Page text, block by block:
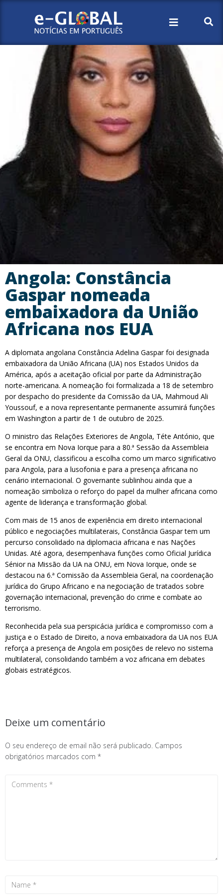
Angola: Constância
Gaspar nomeada
embaixadora da União
Africana nos EUA
A diplomata angolana Constância Adelina Gaspar foi designada
embaixadora da União Africana (UA) nos Estados Unidos da
América, após a aceitação oficial por parte da Administração
norte-americana. A nomeação foi formalizada a 18 de setembro
por despacho do presidente da Comissão da UA, Mahmoud Ali
Youssouf, e a nova representante permanente assumirá funções
em Washington a partir de 1 de outubro de 2025.
O ministro das Relações Exteriores de Angola, Téte António, que
se encontra em Nova Iorque para a 80.ª Sessão da Assembleia
Geral da ONU, classificou a escolha como um marco significativo
para Angola, para a lusofonia e para a presença africana no
cenário internacional. O governante sublinhou ainda que a
nomeação simboliza o reforço do papel da mulher africana como
agente de liderança e transformação global.
Com mais de 15 anos de experiência em direito internacional
público e negociações multilaterais, Constância Gaspar tem um
percurso consolidado na diplomacia africana e nas Nações
Unidas. Até agora, desempenhava funções como Oficial Jurídica
Sénior na Missão da UA na ONU, em Nova Iorque, onde se
destacou na 6.ª Comissão da Assembleia Geral, na coordenação
jurídica do Grupo Africano e na negociação de tratados sobre
governação internacional, prevenção do crime e combate ao
terrorismo.
Reconhecida pela sua perspicácia jurídica e compromisso com a
justiça e o Estado de Direito, a nova embaixadora da UA nos EUA
reforça a presença de Angola em posições de relevo no sistema
multilateral, consolidando também a voz africana em debates
globais estratégicos.
Deixe um comentário
O seu endereço de email não será publicado. Campos
obrigatórios marcados com *